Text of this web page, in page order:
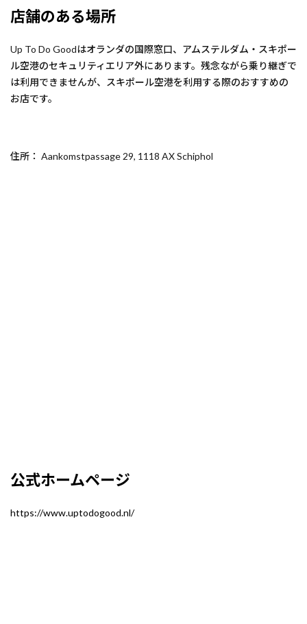
店舗のある場所
Up To Do Goodはオランダの国際窓口、アムステルダム・スキポー
ル空港のセキュリティエリア外にあります。残念ながら乗り継ぎで
は利用できませんが、スキポール空港を利用する際のおすすめの
お店です。
住所： Aankomstpassage 29, 1118 AX Schiphol
公式ホームページ
https://www.uptodogood.nl/